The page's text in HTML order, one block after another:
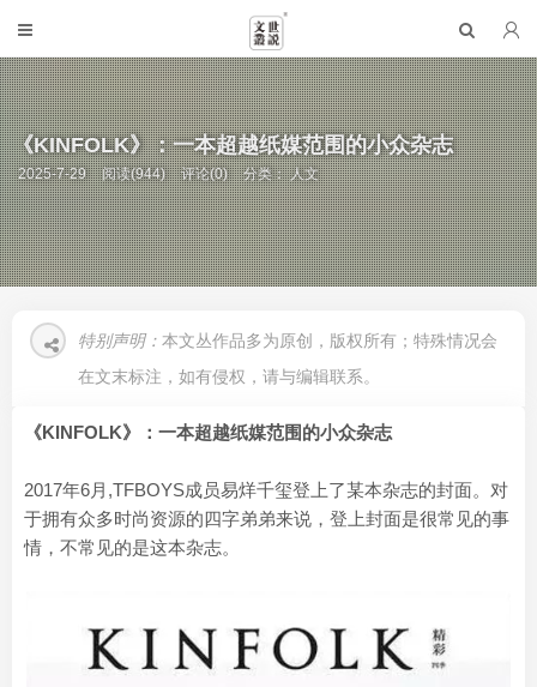
《KINFOLK》：一本超越纸媒范围的小众杂志
2025-7-29 阅读(944) 评论(0) 分类：人文
特别声明： 本文丛作品多为原创，版权所有；特殊情况会
在文末标注，如有侵权，请与编辑联系。
《KINFOLK》：一本超越纸媒范围的小众杂志
2017年6月,TFBOYS成员易烊千玺登上了某本杂志的封面。对
于拥有众多时尚资源的四字弟弟来说，登上封面是很常见的事
情，不常见的是这本杂志。